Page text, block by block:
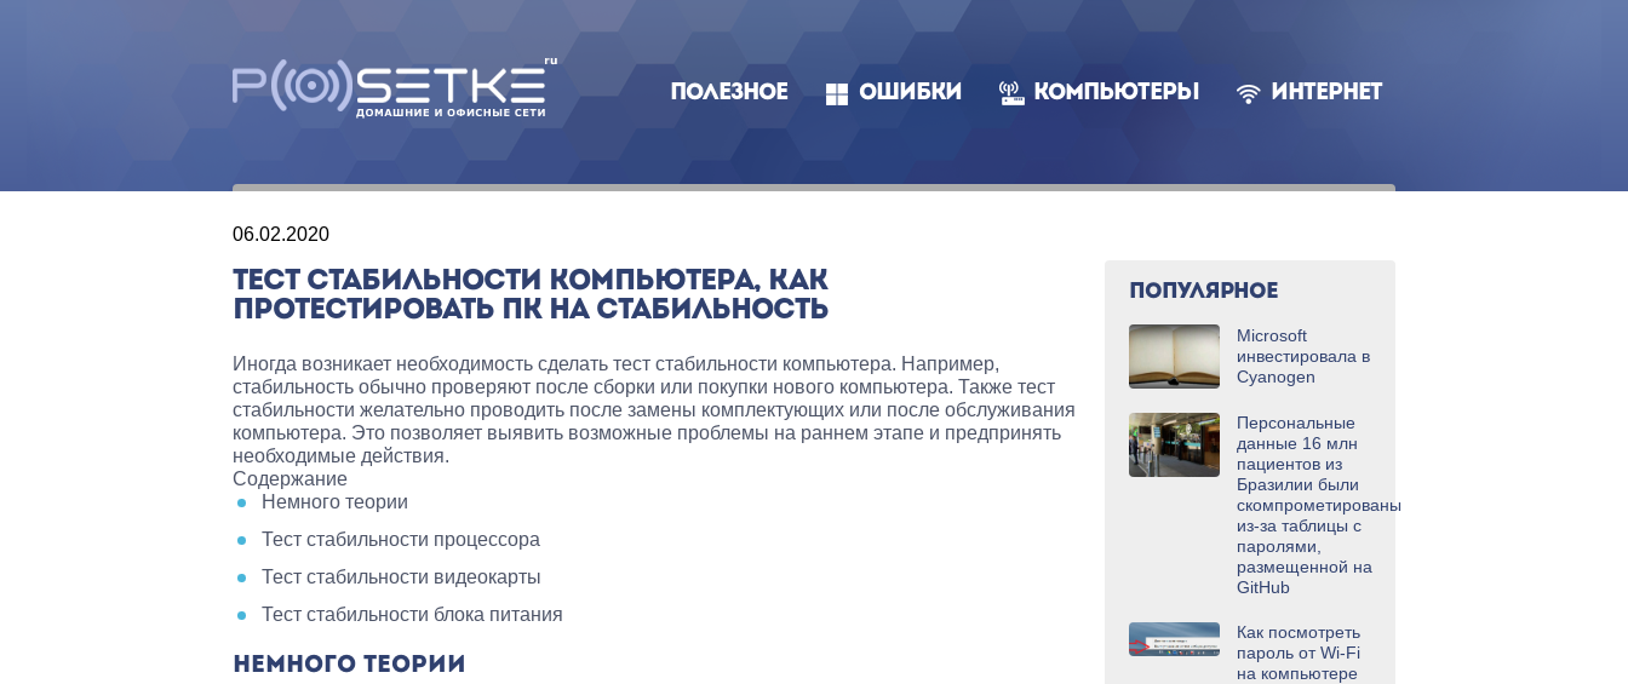
ПОЛЕЗНОЕ ОШИБКИ КОМПЬЮТЕРЫ ИНТЕРНЕТ
06.02.2020
ТЕСТ СТАБИЛЬНОСТИ КОМПЬЮТЕРА, КАК
ПРОТЕСТИРОВАТЬ ПК НА СТАБИЛЬНОСТЬ
Иногда возникает необходимость сделать тест стабильности компьютера. Например,
стабильность обычно проверяют после сборки или покупки нового компьютера. Также тест
стабильности желательно проводить после замены комплектующих или после обслуживания
компьютера. Это позволяет выявить возможные проблемы на раннем этапе и предпринять
необходимые действия.
Содержание
Немного теории
Тест стабильности процессора
Тест стабильности видеокарты
Тест стабильности блока питания
НЕМНОГО ТЕОРИИ
ПОПУЛЯРНОЕ
Microsoft
инвестировала в
Cyanogen
Персональные
данные 16 млн
пациентов из
Бразилии были
скомпрометированы
из-за таблицы с
паролями,
размещенной на
GitHub
Как посмотреть
пароль от Wi-Fi
на компьютере